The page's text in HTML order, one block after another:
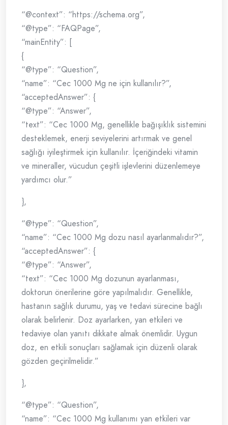
“@context”: “https://schema.org”,
“@type”: “FAQPage”,
“mainEntity”: [
{
“@type”: “Question”,
“name”: “Cec 1000 Mg ne için kullanılır?”,
“acceptedAnswer”: {
“@type”: “Answer”,
“text”: “Cec 1000 Mg, genellikle bağışıklık sistemini
desteklemek, enerji seviyelerini artırmak ve genel
sağlığı iyileştirmek için kullanılır. İçeriğindeki vitamin
ve mineraller, vücudun çeşitli işlevlerini düzenlemeye
yardımcı olur.”
},
“@type”: “Question”,
“name”: “Cec 1000 Mg dozu nasıl ayarlanmalıdır?”,
“acceptedAnswer”: {
“@type”: “Answer”,
“text”: “Cec 1000 Mg dozunun ayarlanması,
doktorun önerilerine göre yapılmalıdır. Genellikle,
hastanın sağlık durumu, yaş ve tedavi sürecine bağlı
olarak belirlenir. Doz ayarlarken, yan etkileri ve
tedaviye olan yanıtı dikkate almak önemlidir. Uygun
doz, en etkili sonuçları sağlamak için düzenli olarak
gözden geçirilmelidir.”
},
“@type”: “Question”,
“name”: “Cec 1000 Mg kullanımı yan etkileri var